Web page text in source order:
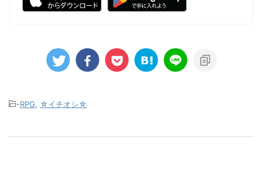
-RPG ☆イチオシ☆